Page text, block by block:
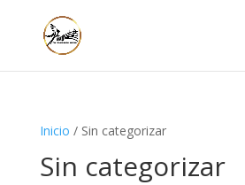
Inicio / Sin categorizar
Sin categorizar